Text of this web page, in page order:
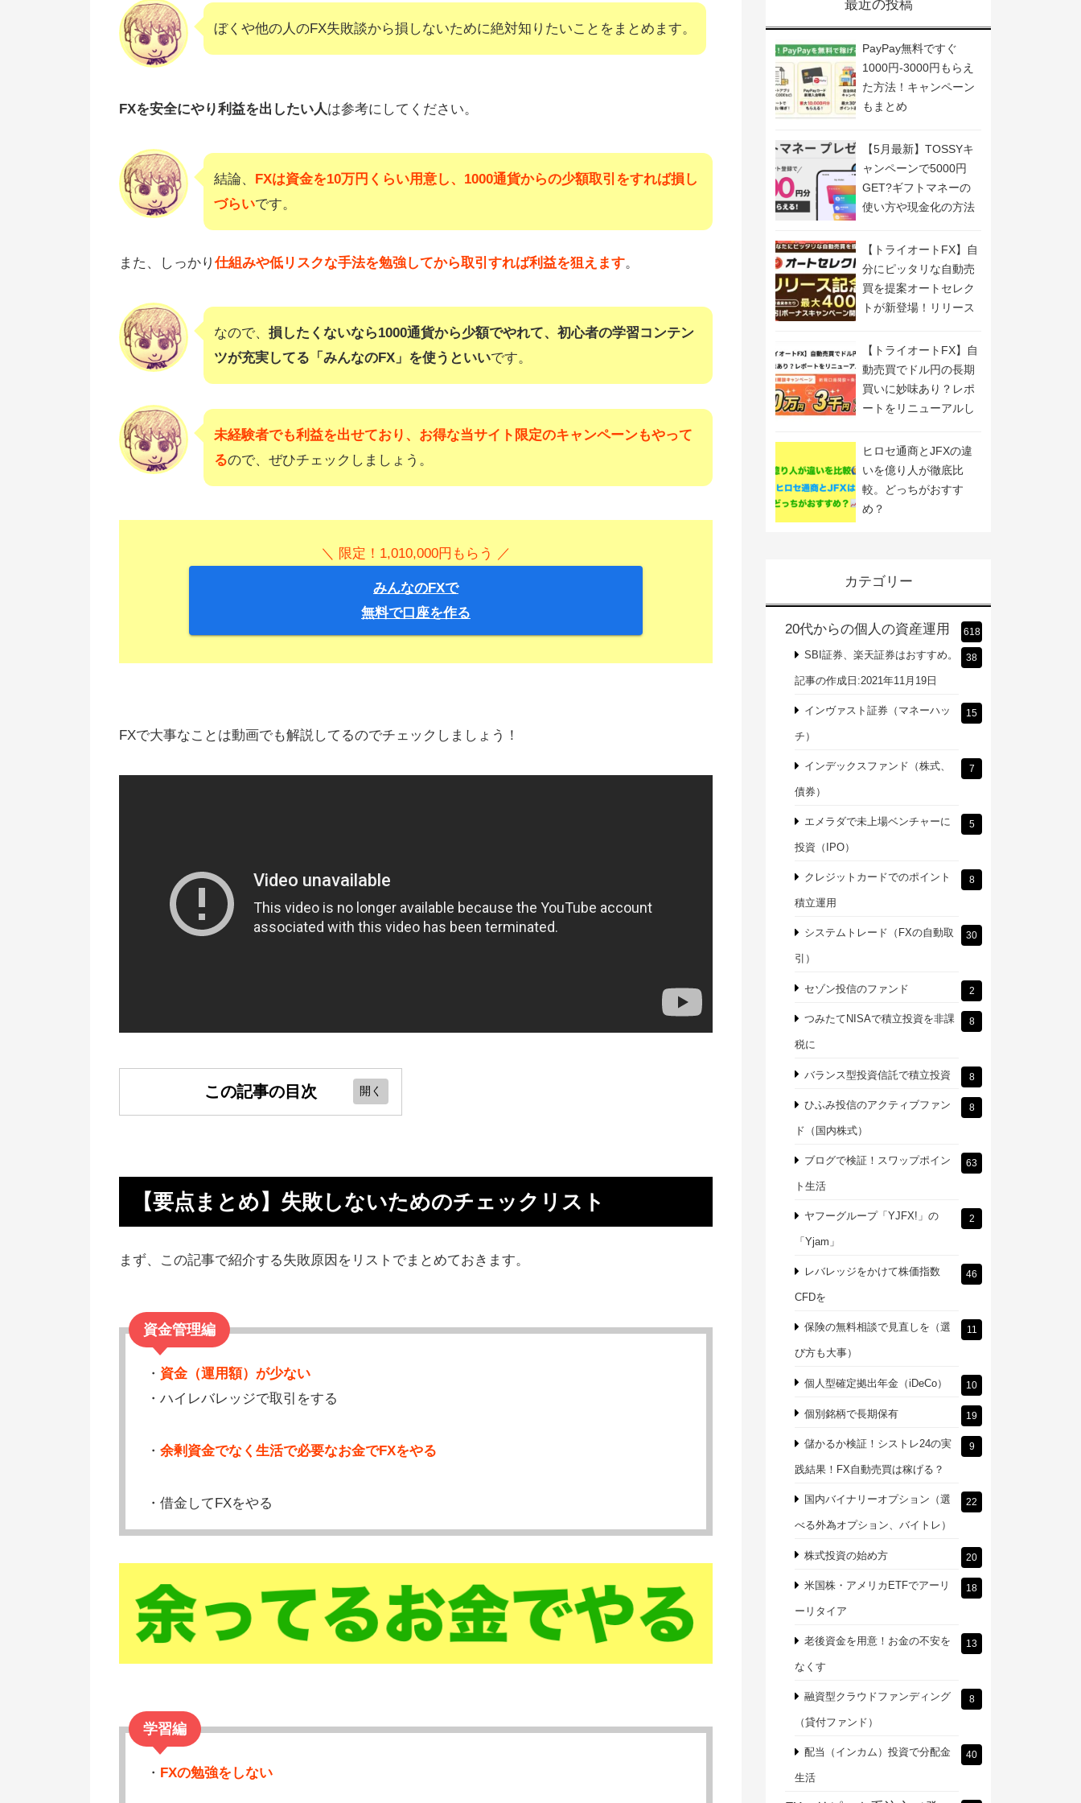
ぼくや他の人のFX失敗談から損しないために絶対知りたいことをまとめます。
FXを安全にやり利益を出したい人は参考にしてください。
結論、 FXは資金を10万円くらい用意し、1000通貨からの少額取引をすれば損し
づらいです。
また、しっかり仕組みや低リスクな手法を勉強してから取引すれば利益を狙えます。
なので、 損したくないなら1000通貨から少額でやれて、初心者の学習コンテン
ツが充実してる「みんなのFX」を使うといいです。
未経験者でも利益を出せており、お得な当サイト限定のキャンペーンもやって
るので、ぜひチェックしましょう。
＼ 限定！1,010,000円もらう ／
みんなのFXで
無料で口座を作る
FXで大事なことは動画でも解説してるのでチェックしましょう！
この記事の目次
失敗原因から解決策を解説！
手間をかけずFXで儲けたいなら自動
売買を！
編）
失敗しない人になろう！損切り方法
を解説
FXで大損する人の特徴（リスク管理
FXで失敗する人の特徴（危険な取引
有利に取引して失敗回避！おすすめ
のFX会社
FXで失敗しない方法まとめ
【要点まとめ】失敗しないためのチェックリスト
まず、この記事で紹介する失敗原因をリストでまとめておきます。
資金管理編
・ 資金（運用額）が少ない
・ハイレバレッジで取引をする
・ 余剰資金でなく生活で必要なお金でFXをやる
・借金してFXをやる
学習編
・ FXの勉強をしない
最近の投稿
PayPay無料ですぐ
1000円-3000円もらえ
た方法！キャンペーン
もまとめ
【5月最新】TOSSYキ
ャンペーンで5000円
GET?ギフトマネーの
使い方や現金化の方法
【トライオートFX】自
分にピッタリな自動売
買を提案オートセレク
トが新登場！リリース
催！
【トライオートFX】自
動売買でドル円の長期
買いに妙味あり？レポ
ートをリニューアルし
ヒロセ通商とJFXの違
いを億り人が徹底比
較。どっちがおすす
め？
カテゴリー
20代からの個人の資産運用 618
SBI証券、楽天証券はおすすめ。
記事の作成日:2021年11月19日
38
インヴァスト証券（マネーハッ
チ）
15
インデックスファンド（株式、
債券）
7
エメラダで未上場ベンチャーに
投資（IPO）
5
クレジットカードでのポイント
積立運用
8
システムトレード（FXの自動取
引）
30
セゾン投信のファンド 2
つみたてNISAで積立投資を非課
税に
8
バランス型投資信託で積立投資 8
ひふみ投信のアクティブファン
ド（国内株式）
8
ブログで検証！スワップポイン
ト生活
63
ヤフーグループ「YJFX!」の
「Yjam」
2
レバレッジをかけて株価指数
CFDを
46
保険の無料相談で見直しを（選
び方も大事）
11
個人型確定拠出年金（iDeCo） 10
個別銘柄で長期保有 19
儲かるか検証！シストレ24の実
践結果！FX自動売買は稼げる？
9
国内バイナリーオプション（選
べる外為オプション、バイトレ）
22
株式投資の始め方 20
米国株・アメリカETFでアーリ
ーリタイア
18
老後資金を用意！お金の不安を
なくす
13
融資型クラウドファンディング
（貸付ファンド）
8
配当（インカム）投資で分配金
生活
40